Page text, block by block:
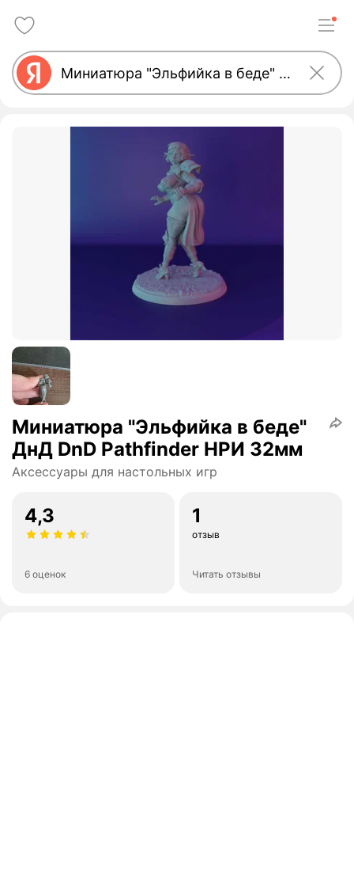
Миниатюра "Эльфийка в беде"
ДнД DnD Pathfinder НРИ 32мм
Аксессуары для настольных игр
4,3
6 оценок
1
отзыв
Читать отзывы